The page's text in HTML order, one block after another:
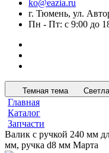
ko@eazia.ru
г. Тюмень, ул.
Пн - Пт: с 9:00 до
Темная тема
Главная
Каталог
Запчасти
Валик с ручкой 240 мм
мм, ручка d8 мм Марта